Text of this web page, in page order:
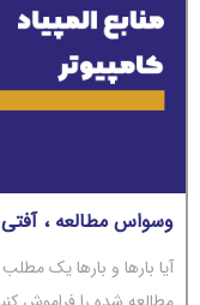
وسواس مطالعه ،
آیا بارها و بارها یک